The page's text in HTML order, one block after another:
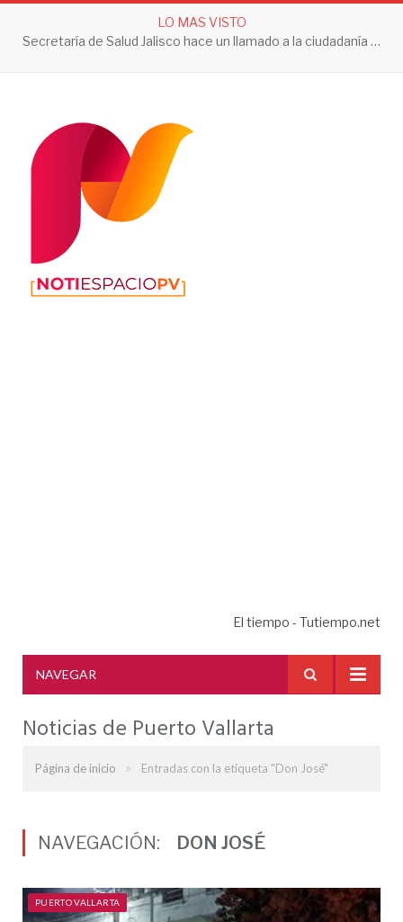
LO MAS VISTO
Erupción del Volcán de Fuego obliga a evacuar comunidades y mantiene en alerta a Guatemala
El tiempo - Tutiempo.net
NAVEGAR
Noticias de Puerto Vallarta
Página de inicio » Entradas con la etiqueta "Don José"
NAVEGACIÓN: DON JOSÉ
PUERTO VALLARTA